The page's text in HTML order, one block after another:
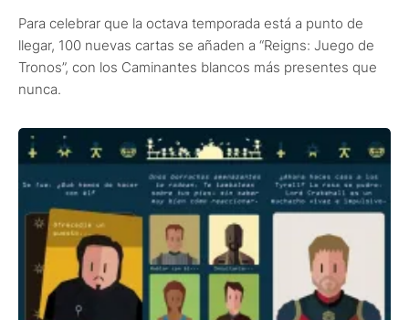
Para celebrar que la octava temporada está a punto de
llegar, 100 nuevas cartas se añaden a “Reigns: Juego de
Tronos”, con los Caminantes blancos más presentes que
nunca.